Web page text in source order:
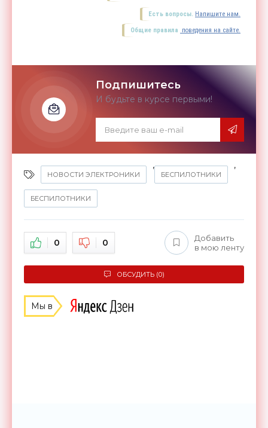
Есть вопросы. Напишите нам.
Общие правила поведения на сайте.
Подпишитесь
И будьте в курсе первыми!
НОВОСТИ ЭЛЕКТРОНИКИ
,
БЕСПИЛОТНИКИ
,
БЕСПИЛОТНИКИ
0 0
Добавить
в мою ленту
ОБСУДИТЬ (0)
Мы в